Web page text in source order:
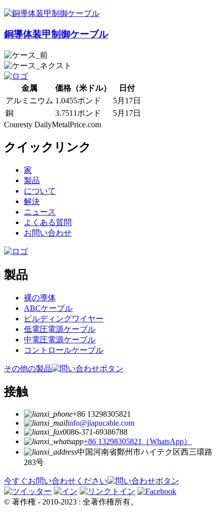
銅導体装甲制御ケーブル
金属 価格（米ドル）
日付
アルミニウム 1.0455ポンド
5月17日
銅
3.7511ポンド
5月17日
Couresty DailyMetalPrice.com
クイックリンク
家
製品
について
解決
ニュース
よくある質問
お問い合わせ
製品
裸の導体
ABCケーブル
ビルディングワイヤー
低電圧電源ケーブル
中電圧電源ケーブル
コントロールケーブル
その他の製品
接触
+86 13298305821
info@jiapucable.com
0086-371-69386788
+86 13298305821（WhatsApp）
中国河南省鄭州市ハイテク区西三環路
283号
今すぐお問い合わせください
© 著作権 - 2010-2023 : 全著作権所有。